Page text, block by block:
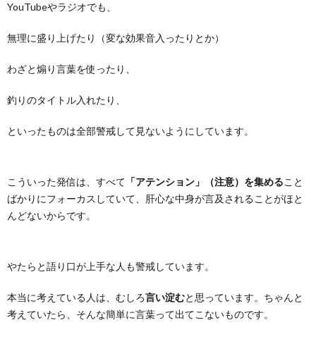
YouTubeやラジオでも、
無理に盛り上げたり（変な効果音入ったりとか）
わざと煽り言葉を使ったり、
釣りのタイトル入れたり、
といったものは全部警戒して見ないようにしています。
こういった発信は、すべて 「アテンション」（注意）を集めること
ばかりにフォーカスしていて、肝心な中身が言及されることがほと
んどないからです。
やたらと語り口が上手な人も警戒しています。
本当に考えている人は、むしろ言い淀むと思っています。ちゃんと
考えていたら、そんな簡単に言葉って出てこないものです。